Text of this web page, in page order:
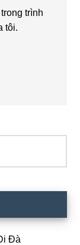
trình
tôi.
Đà